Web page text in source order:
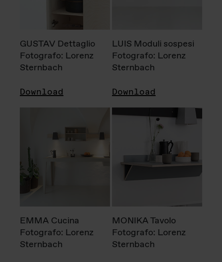
GUSTAV Dettaglio
Fotografo: Lorenz
Sternbach
Download
LUIS Moduli sospesi
Fotografo: Lorenz
Sternbach
Download
EMMA Cucina
Fotografo: Lorenz
Sternbach
MONIKA Tavolo
Fotografo: Lorenz
Sternbach